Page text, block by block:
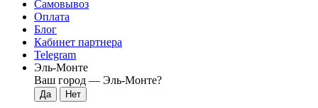
Самовывоз
Оплата
Блог
Кабинет партнера
Telegram
Эль-Монте
Ваш город — Эль-Монте?